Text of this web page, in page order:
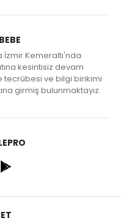
İzmir Kemeraltı'nda
kesintisiz devam
tecrübesi ve bilgi birikimi
girmiş bulunmaktayız.